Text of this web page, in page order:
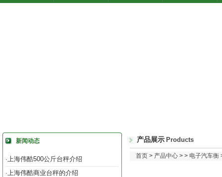
新闻动态
·上海伟酷500公斤台秤介绍
·上海伟酷商业台秤的介绍
产品展示 Products
首页 > 产品中心 > > 电子汽车衡